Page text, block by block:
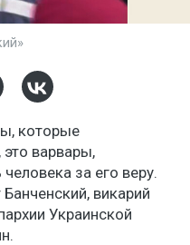
которые
варвары,
за его веру.
викарий
Украинской